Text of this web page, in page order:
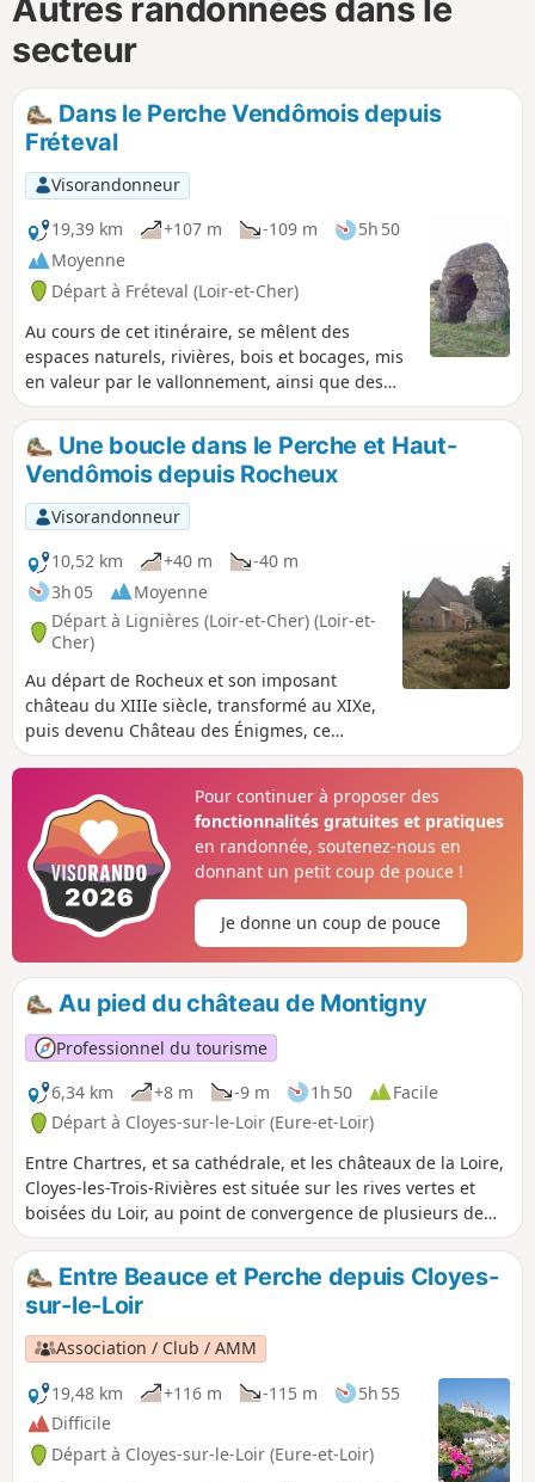
Autres randonnées dans le
secteur
Dans le Perche Vendômois depuis
Fréteval
Visorandonneur
19,39 km
+107 m -109 m
5h 50
Moyenne
Départ à Fréteval (Loir-et-Cher)
Au cours de cet itinéraire, se mêlent des
espaces naturels, rivières, bois et bocages, mis
en valeur par le vallonnement, ainsi que des
monuments historiques et vestiges
remarquables, le château féodal de Fréteval
dont le donjon date de 1100, et la Tour Grisset,
Cella d'un ancien temple gallo-romain, unique
en Europe du Nord.
Une boucle dans le Perche et Haut-
Vendômois depuis Rocheux
Visorandonneur
10,52 km
+40 m
-40 m
3h 05
Moyenne
Départ à Lignières (Loir-et-Cher) (Loir-et-
Cher)
Au départ de Rocheux et son imposant
château du XIIIe siècle, transformé au XIXe,
puis devenu Château des Énigmes, ce
parcours varié traverse des espaces boisés,
vues panoramiques sur le Haut Vendômois.
Pour continuer à proposer des
fonctionnalités gratuites et pratiques
en randonnée, soutenez-nous en
donnant un petit coup de pouce !
Je donne un coup de pouce
Au pied du château de Montigny
Professionnel du tourisme
6,34 km
+8 m -9 m 1h 50
Facile
Départ à Cloyes-sur-le-Loir (Eure-et-Loir)
Entre Chartres, et sa cathédrale, et les châteaux de la Loire,
Cloyes-les-Trois-Rivières est située sur les rives vertes et
boisées du Loir, au point de convergence de plusieurs de
ses affluents : l'Egvonne, l'Yron, l'Aigre, l'Yerre.
Entre Beauce et Perche depuis Cloyes-
sur-le-Loir
Association / Club / AMM
19,48 km
+116 m -115 m
5h 55
Difficile
Départ à Cloyes-sur-le-Loir (Eure-et-Loir)